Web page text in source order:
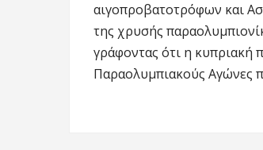
αιγοπροβατοτρόφων και
της χρυσής
γράφοντας ότι η κυπριακή
Παραολυμπιακούς Αγώνες